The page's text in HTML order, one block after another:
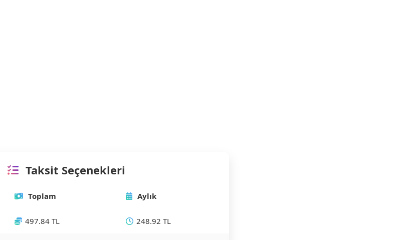
Taksit Seçenekleri
Toplam Aylık
497.84 TL 248.92 TL